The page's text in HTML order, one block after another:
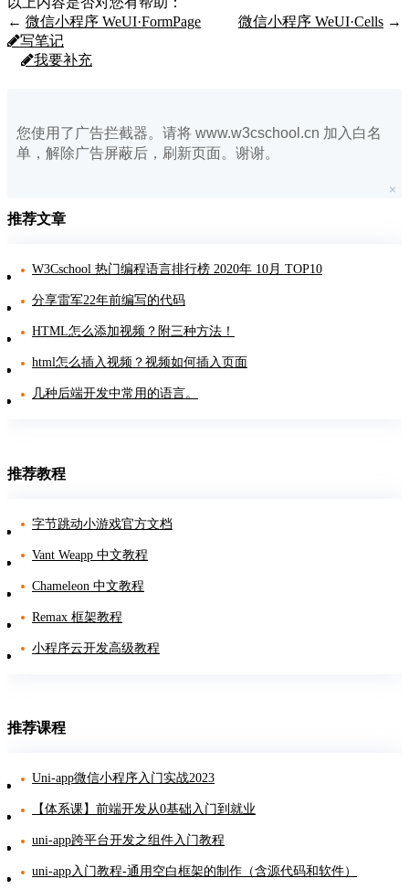
← 微信小程序 WeUI·FormPage 微信小程序 WeUI·Cells →
写笔记
我要补充
您使用了广告拦截器。请将 www.w3cschool.cn 加入白名
单，解除广告屏蔽后，刷新页面。谢谢。
推荐文章
W3Cschool 热门编程语言排行榜 2020年 10月 TOP10
分享雷军22年前编写的代码
HTML怎么添加视频？附三种方法！
html怎么插入视频？视频如何插入页面
几种后端开发中常用的语言。
推荐教程
字节跳动小游戏官方文档
Vant Weapp 中文教程
Chameleon 中文教程
Remax 框架教程
小程序云开发高级教程
推荐课程
Uni-app微信小程序入门实战2023
【体系课】前端开发从0基础入门到就业
uni-app跨平台开发之组件入门教程
uni-app入门教程-通用空白框架的制作（含源代码和软件）